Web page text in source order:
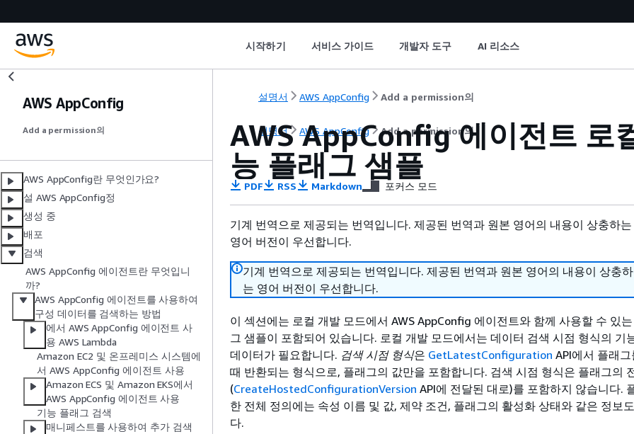
시작하기 서비스 가이드 개발자 도구 AI 리소스
AWS AppConfig
Add a permission의
AWS AppConfig란 무엇인가요?
설 AWS AppConfig정
생성 중
배포
검색
AWS AppConfig 에이전트란 무엇입니
까?
AWS AppConfig 에이전트를 사용하여
구성 데이터를 검색하는 방법
에서 AWS AppConfig 에이전트 사
용 AWS Lambda
Amazon EC2 및 온프레미스 시스템에
서 AWS AppConfig 에이전트 사용
Amazon ECS 및 Amazon EKS에서
AWS AppConfig 에이전트 사용
기능 플래그 검색
매니페스트를 사용하여 추가 검색
설명서 AWS AppConfig Add a permission의
설명서 AWS AppConfig Add a permission의
AWS AppConfig 에이전트 로
능 플래그 샘플
PDF RSS Markdown 포커스 모드
기계 번역으로 제공되는 번역입니다. 제공된 번역과 원본 영어의 내용이 상충하
영어 버전이 우선합니다.
기계 번역으로 제공되는 번역입니다. 제공된 번역과 원본 영어의 내용이 상충
는 영어 버전이 우선합니다.
이 섹션에는 로컬 개발 모드에서 AWS AppConfig 에이전트와 함께 사용할 수 있
그 샘플이 포함되어 있습니다. 로컬 개발 모드에서는 데이터 검색 시점 형식의 기
데이터가 필요합니다. 검색 시점 형식은 GetLatestConfiguration API에서 플래
때 반환되는 형식으로, 플래그의 값만을 포함합니다. 검색 시점 형식은 플래그의
(CreateHostedConfigurationVersion API에 전달된 대로)를 포함하지 않습니다.
한 전체 정의에는 속성 이름 및 값, 제약 조건, 플래그의 활성화 상태와 같은 정보
다.